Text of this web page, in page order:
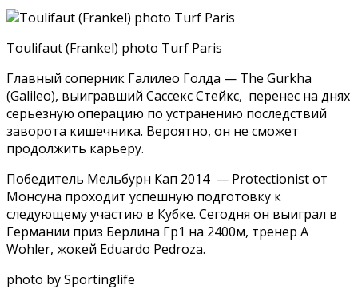
Toulifaut (Frankel) photo Turf Paris
Главный соперник Галилео Голда — The Gurkha
(Galileo), выигравший Сассекс Стейкс, перенес на днях
серьёзную операцию по устранению последствий
заворота кишечника. Вероятно, он не сможет
продолжить карьеру.
Победитель Мельбурн Кап 2014 — Protectionist от
Монсуна проходит успешную подготовку к
следующему участию в Кубке. Сегодня он выиграл в
Германии приз Берлина Гр1 на 2400м, тренер A
Wohler, жокей Eduardo Pedroza.
photo by Sportinglife